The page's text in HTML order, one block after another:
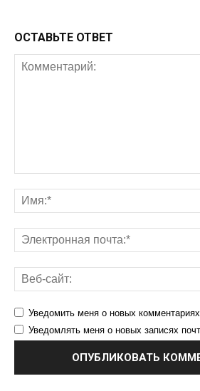
ОСТАВЬТЕ ОТВЕТ
Уведомить меня о новых комментариях
Уведомлять меня о новых записях